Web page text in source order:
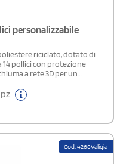
personalizzabile
riciclato, dotato di
pollici con protezione
a rete 3D per un
trolley e offre una
37,5x35,5x15,5 cm.
Cod: 4268Valigia